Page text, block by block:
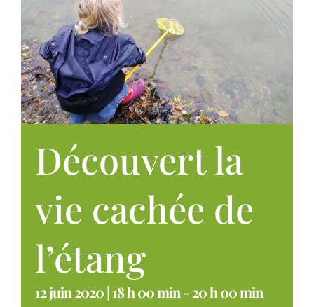
Découvert la
vie cachée de
l’étang
12 juin 2020 | 18 h 00 min-20 h 00 min